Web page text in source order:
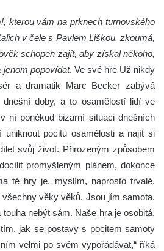
kterou vám na prknech turnovského
v čele s Pavlem Liškou, zkoumá,
schopen zajít, aby získal někoho,
popovídat. Ve své hře Už nikdy
a dramatik Marc Becker zabývá
dnešní doby, a to osamělostí lidí ve
ní poněkud bizarní situaci dnešních
pocitu osamělosti a najít si
svůj život. Přirozeným způsobem
promyšleným plánem, dokonce
té hry je, myslím, naprosto trvalé,
všechny věky věků. Jsou jím samota,
nebýt sám. Naše hra je osobitá,
jak se postavy s pocitem samoty
velmi po svém vypořádávat,“ říká